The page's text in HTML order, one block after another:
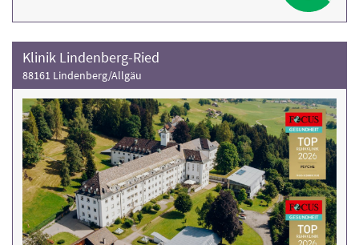
Klinik Lindenberg-Ried
88161 Lindenberg/Allgäu